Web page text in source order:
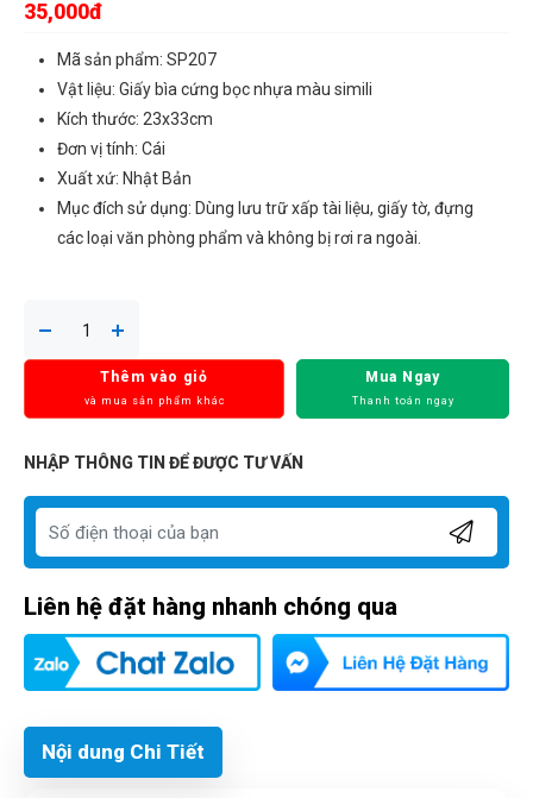
35,000đ
Mã sản phẩm: SP207
Vật liệu: Giấy bìa cứng bọc nhựa màu simili
Kích thước: 23x33cm
Đơn vị tính: Cái
Xuất xứ: Nhật Bản
Mục đích sử dụng: Dùng lưu trữ xấp tài liệu, giấy tờ, đựng
các loại văn phòng phẩm và không bị rơi ra ngoài.
Thêm vào giỏ
và mua sản phẩm khác
Mua Ngay
Thanh toán ngay
NHẬP THÔNG TIN ĐỂ ĐƯỢC TƯ VẤN
Liên hệ đặt hàng nhanh chóng qua
Nội dung Chi Tiết